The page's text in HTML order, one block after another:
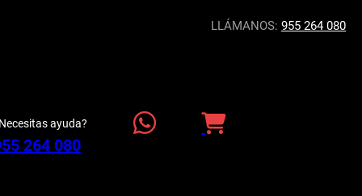
LLÁMANOS: 955 264 080
ayuda?
264 080